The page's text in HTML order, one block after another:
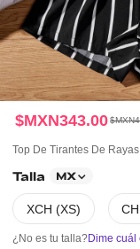
$MXN343.00
Top De Tirantes De
Talla MX
XCH (XS)
¿No es tu talla?Dime cuál